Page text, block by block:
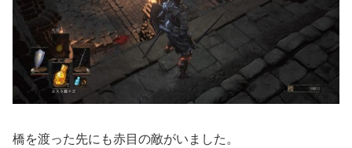
橋を渡った先にも赤目の敵がいました。